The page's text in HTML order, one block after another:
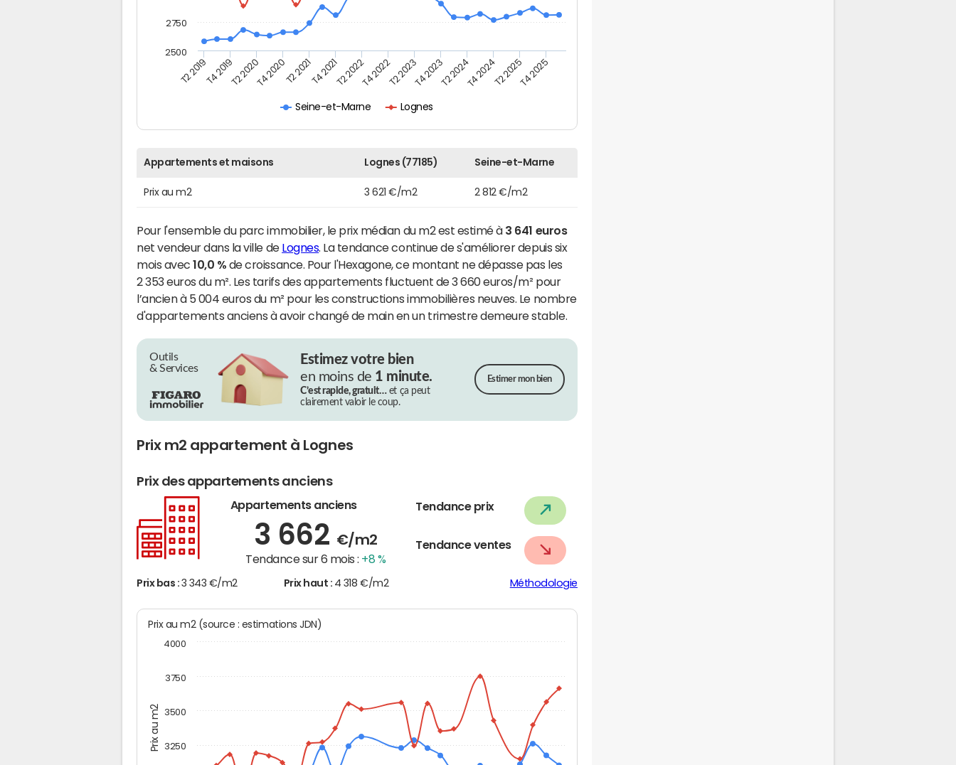
Seine-et-Marne Lognes
T2 2019T4 2019T2 2020T4 2020T2 2021T4 2021T2 2022T4 2022T2 2023T4 2023T2 2024T4 2024T2 2025T4 2025
2500
2750
Appartements et maisons Lognes (77185) Seine-et-Marne
Prix au m2 3 621 €/m2 2 812 €/m2
Pour l'ensemble du parc immobilier, le prix médian du m2 est estimé à 3 641 euros
net vendeur dans la ville de Lognes. La tendance continue de s'améliorer depuis six
mois avec10,0 % de croissance. Pour l'Hexagone, ce montant ne dépasse pas les
2 353 euros du m². Les tarifs des appartements fluctuent de 3 660 euros/m² pour
l’ancien à 5 004 euros du m² pour les constructions immobilières neuves. Le nombre
d'appartements anciens à avoir changé de main en un trimestre demeure stable.
Outils
& Services
Estimez votre bien
en moins de 1 minute.
C’est rapide, gratuit…et ça peut
clairement valoir le coup.
Estimer mon bien
Prix m2 appartement à Lognes
Prix des appartements anciens
Appartements anciens
3 662 €/m2
Tendance sur 6 mois : +8 %
Tendance prix
Tendance ventes
Prix bas : 3 343 €/m2 Prix haut : 4 318 €/m2 Méthodologie
Prix au m2
Prix au m2 (source : estimations JDN)
3250
3500
3750
4000